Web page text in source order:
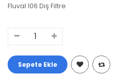
Fluval 106 Dış Filtre